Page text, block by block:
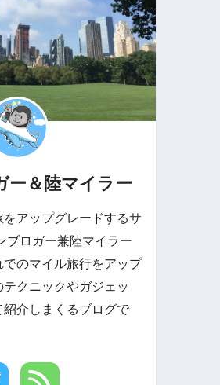
ー＆陸マイラー
アップグレードするサ
ブロガー兼陸マイラー
のマイル旅行をアップ
クニックやガジェッ
紹介しまくるブログで